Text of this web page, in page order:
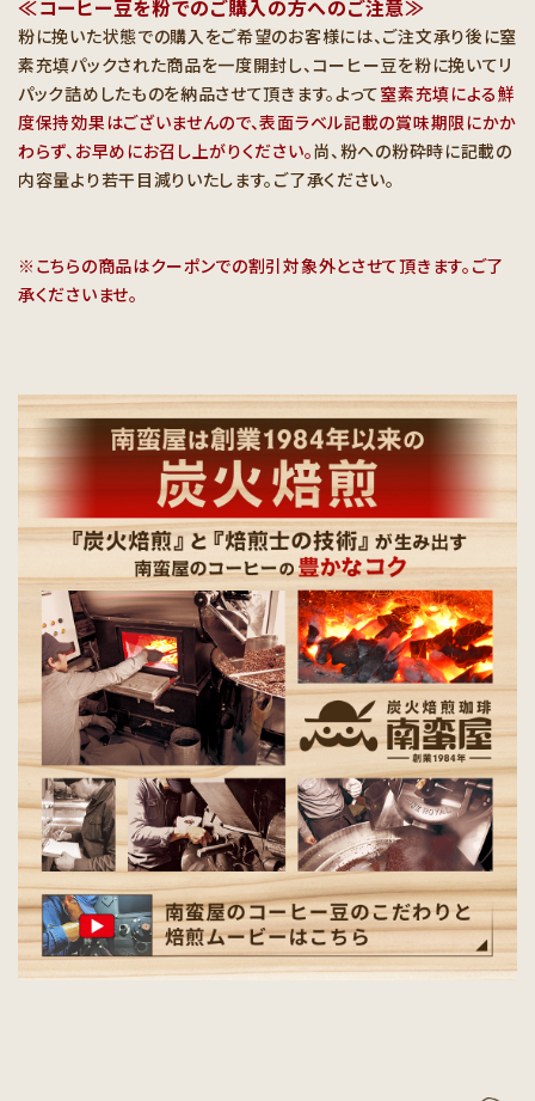
≪コーヒー豆を粉でのご購入の方へのご注意≫
粉に挽いた状態での購入をご希望のお客様には、ご注文承り後に窒
素充填パックされた商品を一度開封し、コーヒー豆を粉に挽いてリ
パック詰めしたものを納品させて頂きます。よって窒素充填による鮮
度保持効果はございませんので、表面ラベル記載の賞味期限にかか
わらず、お早めにお召し上がりください。尚、粉への粉砕時に記載の
内容量より若干目減りいたします。ご了承ください。
※こちらの商品はクーポンでの割引対象外とさせて頂きます。ご了
承くださいませ。